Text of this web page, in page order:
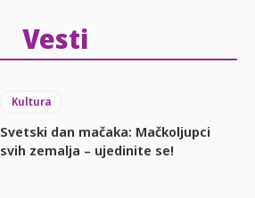
Vesti
Kultura
Svetski dan mačaka: Mačkoljupci
svih zemalja – ujedinite se!